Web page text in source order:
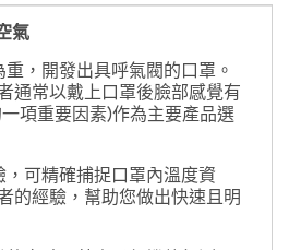
氣
，開發出具呼氣閥的口罩。
通常以戴上口罩後臉部感覺有
項重要因素)作為主要產品選
可精確捕捉口罩內溫度資
的經驗，幫助您做出快速且明